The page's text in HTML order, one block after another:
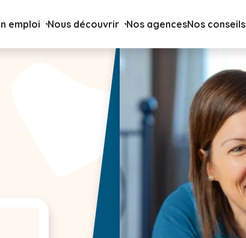
emploi Nous découvrir Nos agencesNos conseils